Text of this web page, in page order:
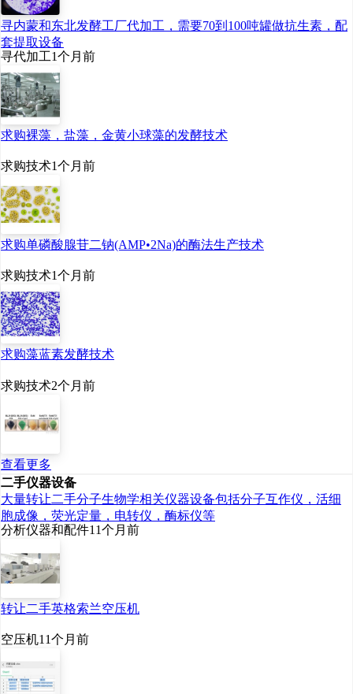
寻内蒙和东北发酵工厂代加工，需要70到100吨罐做抗生素，配
套提取设备
寻代加工1个月前
求购裸藻，盐藻，金黄小球藻的发酵技术
求购技术1个月前
求购单磷酸腺苷二钠(AMP•2Na)的酶法生产技术
求购技术1个月前
求购藻蓝素发酵技术
求购技术2个月前
查看更多
二手仪器设备
大量转让二手分子生物学相关仪器设备包括分子互作仪，活细
胞成像，荧光定量，电转仪，酶标仪等
分析仪器和配件11个月前
转让二手英格索兰空压机
空压机11个月前